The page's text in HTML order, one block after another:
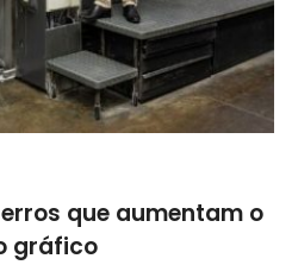
que aumentam o
gráfico